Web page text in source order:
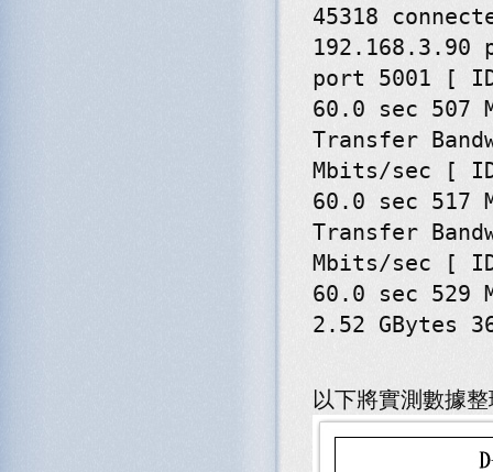
45318
192.168.3.90
port 5001 [
60.0 sec 507
Transfer
Mbits/sec [
60.0 sec 517
Transfer
Mbits/sec [
60.0 sec 529
2.52 GBytes
以下將實測數據